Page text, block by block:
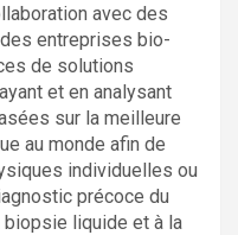
avec des
entreprises bio-
de solutions
et en analysant
sur la meilleure
au monde afin de
individuelles ou
précoce du
biopsie liquide et à la